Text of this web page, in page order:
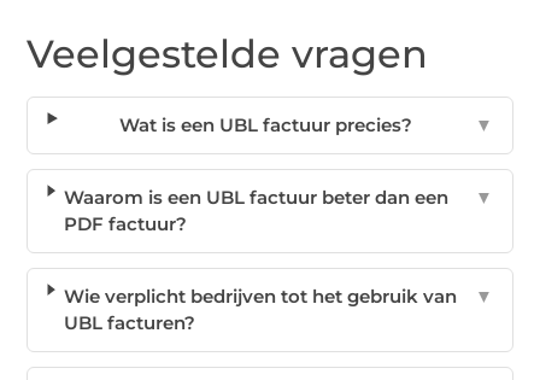
Veelgestelde vragen
Wat is een UBL factuur precies? ▼
Waarom is een UBL factuur beter dan een
PDF factuur?
▼
Wie verplicht bedrijven tot het gebruik van
UBL facturen?
▼